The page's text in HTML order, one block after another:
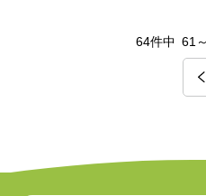
64件中 61